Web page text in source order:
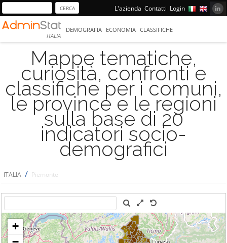
L'azienda Contatti Login
ITALIA
DEMOGRAFIA ECONOMIA CLASSIFICHE
Mappe tematiche,
curiosità, confronti e
classifiche per i comuni,
le province e le regioni
sulla base di 20
indicatori socio-
demografici
ITALIA / Piemonte